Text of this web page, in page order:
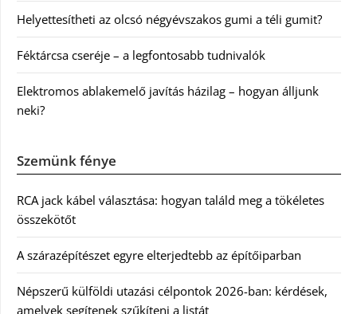
Helyettesítheti az olcsó négyévszakos gumi a téli gumit?
Féktárcsa cseréje – a legfontosabb tudnivalók
Elektromos ablakemelő javítás házilag – hogyan álljunk
neki?
Szemünk fénye
RCA jack kábel választása: hogyan találd meg a tökéletes
összekötőt
A szárazépítészet egyre elterjedtebb az építőiparban
Népszerű külföldi utazási célpontok 2026-ban: kérdések,
amelyek segítenek szűkíteni a listát